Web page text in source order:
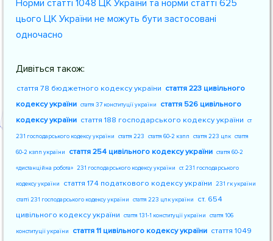
Норми статті 1048 ЦК України та норми статті 625
цього ЦК України не можуть бути застосовані
одночасно
Дивіться також:
стаття 78 бюджетного кодексу україни стаття 223 цивільного
кодексу україни стаття 37 конституції україни
стаття 526 цивільного
кодексу україни стаття 188 господарського кодексу україни ст
231 господарського кодексу україни стаття 223 стаття 60-2 кзпп стаття 223 цпк стаття
60-2 кзпп україни стаття 254 цивільного кодексу україни стаття 60-2
«дистанційна робота» 231 господарського кодексу україни ст. 231 господарського
кодексу україни стаття 174 податкового кодексу україни 231 гк україни
статті 231 господарського кодексу україни стаття 223 цпк україни
ст. 654
цивільного кодексу україни стаття 131-1 конституції україни стаття 106
конституції україни стаття 11 цивільного кодексу україни стаття 1049